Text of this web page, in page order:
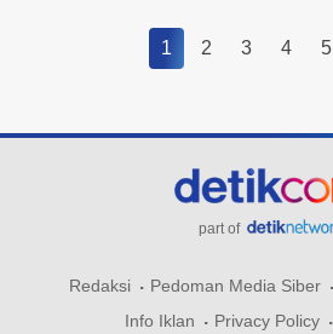
1 2 3 4 5
part of
Redaksi Pedoman Media Siber
Info Iklan
Privacy Policy